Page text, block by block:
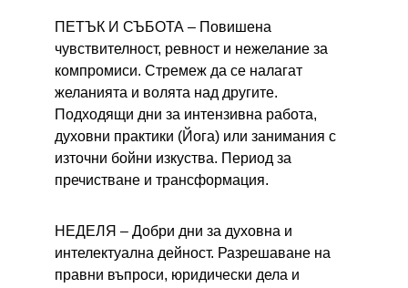
ПЕТЪК И СЪБОТА – Повишена
чувствителност, ревност и нежелание за
компромиси. Стремеж да се налагат
желанията и волята над другите.
Подходящи дни за интензивна работа,
духовни практики (Йога) или занимания с
източни бойни изкуства. Период за
пречистване и трансформация.
НЕДЕЛЯ – Добри дни за духовна и
интелектуална дейност. Разрешаване на
правни въпроси, юридически дела и